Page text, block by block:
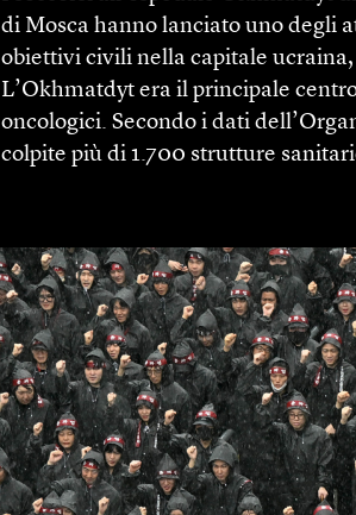
di Mosca hanno lanciato uno degli
obiettivi civili nella capitale ucraina,
L’Okhmatdyt era il principale
oncologici. Secondo i dati
colpite più di 1.700 strutture